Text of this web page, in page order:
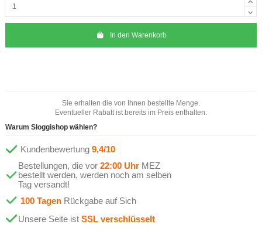
In den Warenkorb
Sie erhalten die von Ihnen bestellte Menge.
Eventueller Rabatt ist bereits im Preis enthalten.
Warum Sloggishop wählen?
Kundenbewertung 9,4/10
Bestellungen, die vor 22:00 Uhr MEZ
bestellt werden, werden noch am selben
Tag versandt!
100 Tagen Rückgabe auf Sich
Unsere Seite ist SSL verschlüsselt